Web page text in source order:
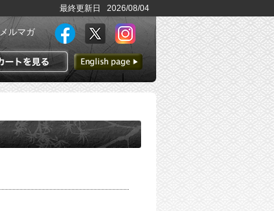
最終更新日 2026/08/04
メルマガ
カートを見る
英語ページへ